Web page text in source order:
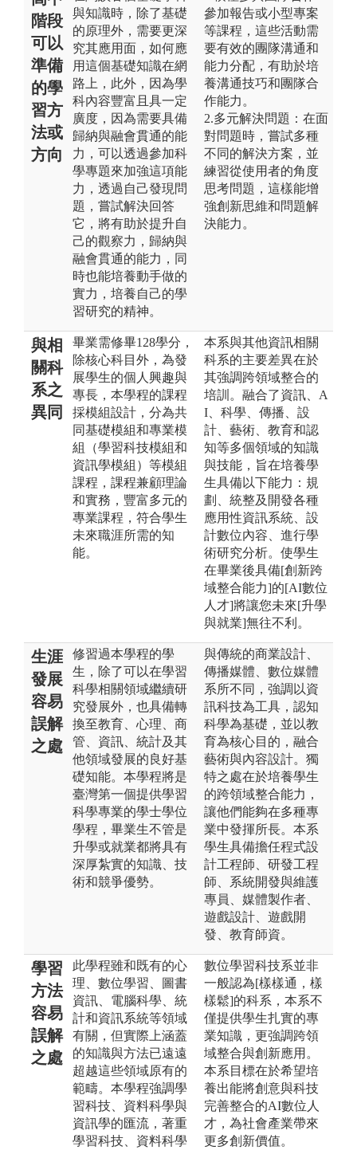
階段
可以
準備
的學
習方
法或
方向
與知識時，除了基礎
的原理外，需要更深
究其應用面，如何應
用這個基礎知識在網
路上，此外，因為學
科內容豐富且具一定
廣度，因為需要具備
歸納與融會貫通的能
力，可以透過參加科
學專題來加強這項能
力，透過自己發現問
題，嘗試解決回答
它，將有助於提升自
己的觀察力，歸納與
融會貫通的能力，同
時也能培養動手做的
實力，培養自己的學
習研究的精神。
參加報告或小型專案
等課程，這些活動需
要有效的團隊溝通和
能力分配，有助於培
養溝通技巧和團隊合
作能力。
2.多元解決問題：在面
對問題時，嘗試多種
不同的解決方案，並
練習從使用者的角度
思考問題，這樣能增
強創新思維和問題解
決能力。
與相
關科
系之
異同
畢業需修畢128學分，
除核心科目外，為發
展學生的個人興趣與
專長，本學程的課程
採模組設計，分為共
同基礎模組和專業模
組（學習科技模組和
資訊學模組）等模組
課程，課程兼顧理論
和實務，豐富多元的
專業課程，符合學生
未來職涯所需的知
能。
本系與其他資訊相關
科系的主要差異在於
其強調跨領域整合的
培訓。融合了資訊、A
I、科學、傳播、設
計、藝術、教育和認
知等多個領域的知識
與技能，旨在培養學
生具備以下能力：規
劃、統整及開發各種
應用性資訊系統、設
計數位內容、進行學
術研究分析。使學生
在畢業後具備[創新跨
域整合能力]的[AI數位
人才]將讓您未來[升學
與就業]無往不利。
生涯
發展
容易
誤解
之處
修習過本學程的學
生，除了可以在學習
科學相關領域繼續研
究發展外，也具備轉
換至教育、心理、商
管、資訊、統計及其
他領域發展的良好基
礎知能。本學程將是
臺灣第一個提供學習
科學專業的學士學位
學程，畢業生不管是
升學或就業都將具有
深厚紮實的知識、技
術和競爭優勢。
與傳統的商業設計、
傳播媒體、數位媒體
系所不同，強調以資
訊科技為工具，認知
科學為基礎，並以教
育為核心目的，融合
藝術與內容設計。獨
特之處在於培養學生
的跨領域整合能力，
讓他們能夠在多種專
業中發揮所長。本系
學生具備擔任程式設
計工程師、研發工程
師、系統開發與維護
專員、媒體製作者、
遊戲設計、遊戲開
發、教育師資。
學習
方法
容易
誤解
之處
此學程雖和既有的心
理、數位學習、圖書
資訊、電腦科學、統
計和資訊系統等領域
有關，但實際上涵蓋
的知識與方法已遠遠
超越這些領域原有的
範疇。本學程強調學
習科技、資料科學與
資訊學的匯流，著重
學習科技、資料科學
數位學習科技系並非
一般認為[樣樣通，樣
樣鬆]的科系，本系不
僅提供學生扎實的專
業知識，更強調跨領
域整合與創新應用。
本系目標在於希望培
養出能將創意與科技
完善整合的AI數位人
才，為社會產業帶來
更多創新價值。